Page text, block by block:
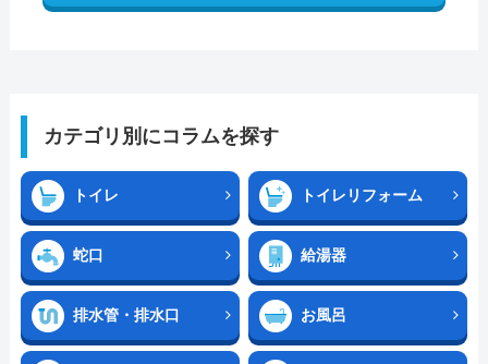
カテゴリ別にコラムを探す
トイレ トイレリフォーム
蛇口 給湯器
排水管・排水口 お風呂